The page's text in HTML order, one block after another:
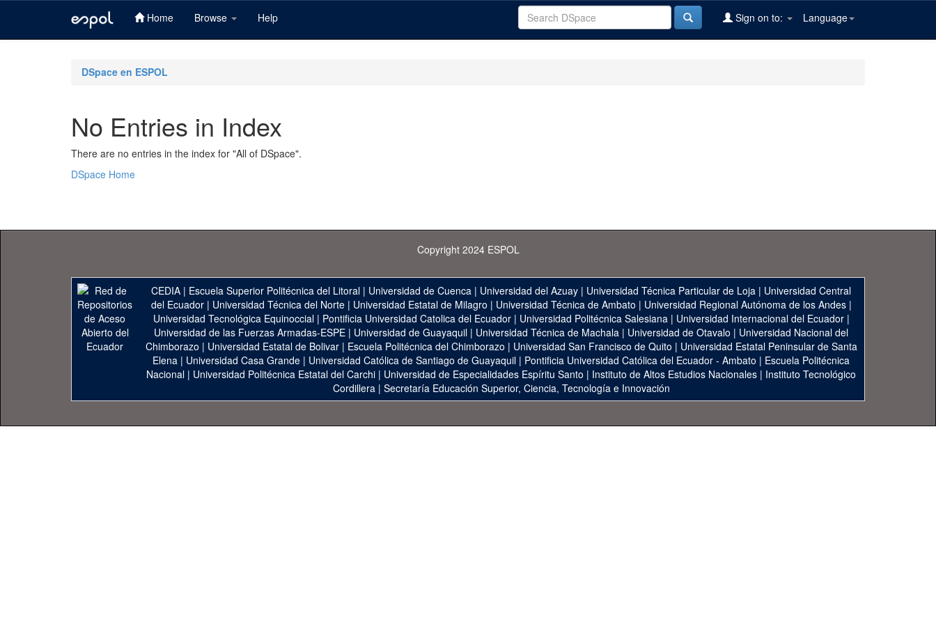
Home Browse Help Language
Sign on to:
DSpace en ESPOL
No Entries in Index
There are no entries in the index for "All of DSpace".
DSpace Home
Copyright 2024 ESPOL
CEDIA | Escuela Superior Politécnica del Litoral | Universidad de Cuenca | Universidad del Azuay | Universidad Técnica Particular de Loja | Universidad Central
del Ecuador| Universidad Técnica del Norte| Universidad Estatal de Milagro | Universidad Técnica de Ambato | Universidad Regional Autónoma de los Andes|
Universidad Tecnológica Equinoccial| Pontificia Universidad Catolica del Ecuador| Universidad Politécnica Salesiana| Universidad Internacional del Ecuador|
Universidad de las Fuerzas Armadas-ESPE | Universidad de Guayaquil | Universidad Técnica de Machala | Universidad de Otavalo | Universidad Nacional del
Chimborazo | Universidad Estatal de Bolivar| Escuela Politécnica del Chimborazo | Universidad San Francisco de Quito | Universidad Estatal Peninsular de Santa
Elena | Universidad Casa Grande | Universidad Católica de Santiago de Guayaquil | Pontificia Universidad Católica del Ecuador - Ambato | Escuela Politécnica
Nacional | Universidad Politécnica Estatal del Carchi | Universidad de Especialidades Espíritu Santo | Instituto de Altos Estudios Nacionales | Instituto Tecnológico
Cordillera| Secretaría Educación Superior, Ciencia, Tecnología e Innovación